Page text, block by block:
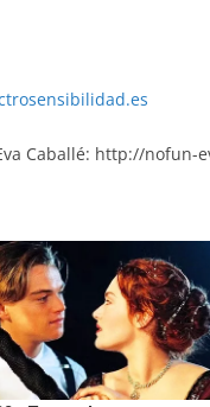
Caballé: http://nofun-